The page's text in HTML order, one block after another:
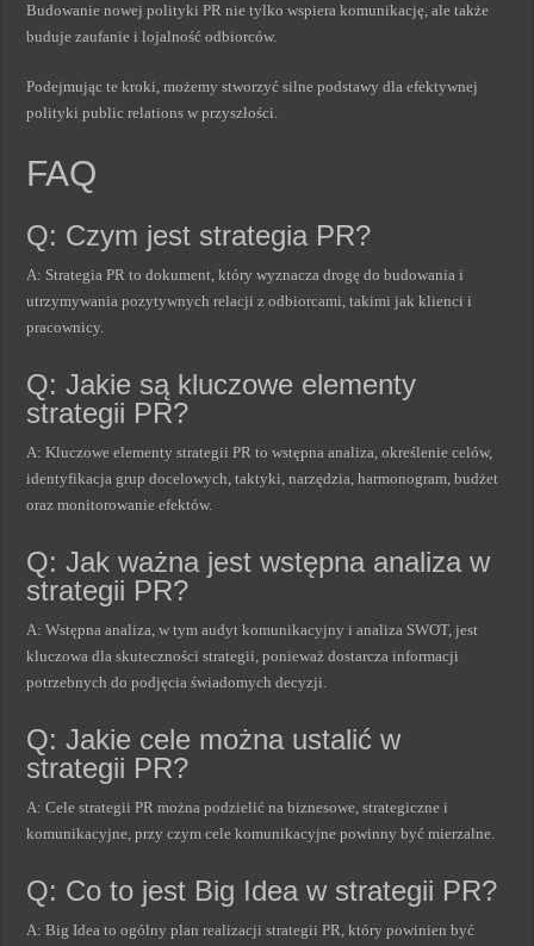
Budowanie nowej polityki PR nie tylko wspiera komunikację, ale także
buduje zaufanie i lojalność odbiorców.
Podejmując te kroki, możemy stworzyć silne podstawy dla efektywnej
polityki public relations w przyszłości.
FAQ
Q: Czym jest strategia PR?
A: Strategia PR to dokument, który wyznacza drogę do budowania i
utrzymywania pozytywnych relacji z odbiorcami, takimi jak klienci i
pracownicy.
Q: Jakie są kluczowe elementy
strategii PR?
A: Kluczowe elementy strategii PR to wstępna analiza, określenie celów,
identyfikacja grup docelowych, taktyki, narzędzia, harmonogram, budżet
oraz monitorowanie efektów.
Q: Jak ważna jest wstępna analiza w
strategii PR?
A: Wstępna analiza, w tym audyt komunikacyjny i analiza SWOT, jest
kluczowa dla skuteczności strategii, ponieważ dostarcza informacji
potrzebnych do podjęcia świadomych decyzji.
Q: Jakie cele można ustalić w
strategii PR?
A: Cele strategii PR można podzielić na biznesowe, strategiczne i
komunikacyjne, przy czym cele komunikacyjne powinny być mierzalne.
Q: Co to jest Big Idea w strategii PR?
A: Big Idea to ogólny plan realizacji strategii PR, który powinien być